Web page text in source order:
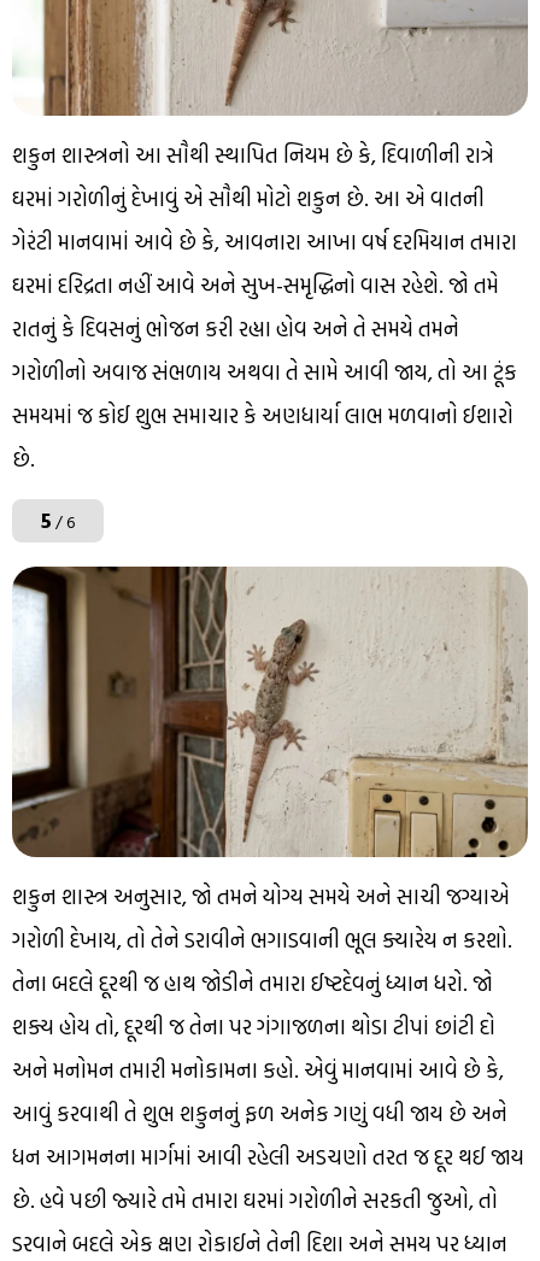
શકુન શાસ્ત્રનો આ સૌથી સ્થાપિત નિયમ છે કે, દિવાળીની રાત્રે
ઘરમાં ગરોળીનું દેખાવું એ સૌથી મોટો શકુન છે. આ એ વાતની
ગેરંટી માનવામાં આવે છે કે, આવનારા આખા વર્ષ દરમિયાન તમારા
ઘરમાં દરિદ્રતા નહીં આવે અને સુખ-સમૃદ્ધિનો વાસ રહેશે. જો તમે
રાતનું કે દિવસનું ભોજન કરી રહ્યા હોવ અને તે સમયે તમને
ગરોળીનો અવાજ સંભળાય અથવા તે સામે આવી જાય, તો આ ટૂંક
સમયમાં જ કોઈ શુભ સમાચાર કે અણધાર્યા લાભ મળવાનો ઈશારો
છે.
5/ 6
શકુન શાસ્ત્ર અનુસાર, જો તમને યોગ્ય સમયે અને સાચી જગ્યાએ
ગરોળી દેખાય, તો તેને ડરાવીને ભગાડવાની ભૂલ ક્યારેય ન કરશો.
તેના બદલે દૂરથી જ હાથ જોડીને તમારા ઈષ્ટદેવનું ધ્યાન ધરો. જો
શક્ય હોય તો, દૂરથી જ તેના પર ગંગાજળના થોડા ટીપાં છાંટી દો
અને મનોમન તમારી મનોકામના કહો. એવું માનવામાં આવે છે કે,
આવું કરવાથી તે શુભ શકુનનું ફળ અનેક ગણું વધી જાય છે અને
ધન આગમનના માર્ગમાં આવી રહેલી અડચણો તરત જ દૂર થઈ જાય
છે. હવે પછી જ્યારે તમે તમારા ઘરમાં ગરોળીને સરકતી જુઓ, તો
ડરવાને બદલે એક ક્ષણ રોકાઈને તેની દિશા અને સમય પર ધ્યાન